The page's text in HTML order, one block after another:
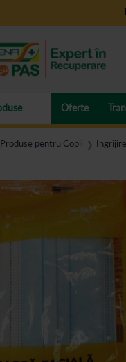
Oferte
Produse pentru Copii ❯